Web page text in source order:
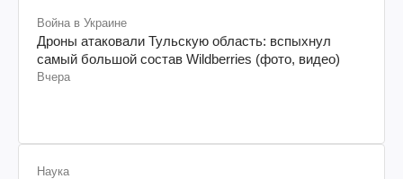
Война в Украине
Дроны атаковали Тульскую область: вспыхнул
самый большой состав Wildberries (фото, видео)
Вчера
Наука